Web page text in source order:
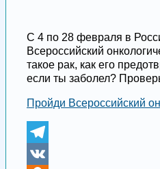
С 4 по 28 февраля в
Всероссийский
такое рак, как его
если ты заболел?
Пройди Всероссийский
Telegram